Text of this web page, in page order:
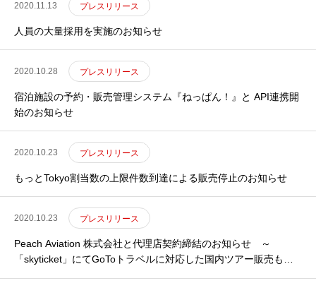
2020.11.13 プレスリリース
人員の大量採用を実施のお知らせ
2020.10.28 プレスリリース
宿泊施設の予約・販売管理システム『ねっぱん！』と API連携開
始のお知らせ
2020.10.23 プレスリリース
もっとTokyo割当数の上限件数到達による販売停止のお知らせ
2020.10.23 プレスリリース
Peach Aviation 株式会社と代理店契約締結のお知らせ ～
「skyticket」にてGoToトラベルに対応した国内ツアー販売も予